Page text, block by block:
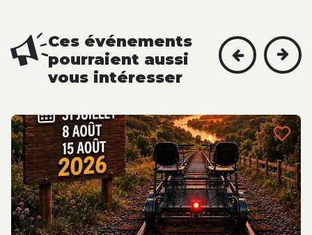
Ces événements
pourraient aussi
vous intéresser